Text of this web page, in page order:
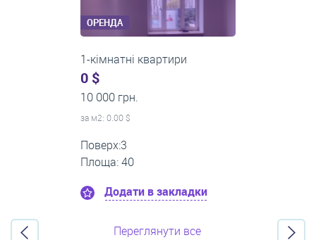
ОРЕНДА
2-кімнатні квартири
0 $
16 000 грн.
за м2: 0.00 $
Поверх:11
Площа: 55
Додати в закладки
Переглянути все